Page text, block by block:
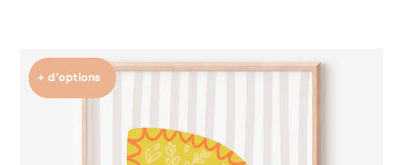
+ d’options